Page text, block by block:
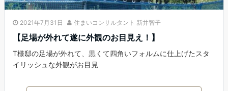
2021年7月31日 住まいコンサルタント 新井智子
【足場が外れて遂に外観のお目見え！】
T様邸の足場が外れて、黒くて四角いフォルムに仕上げたスタ
イリッシュな外観がお目見